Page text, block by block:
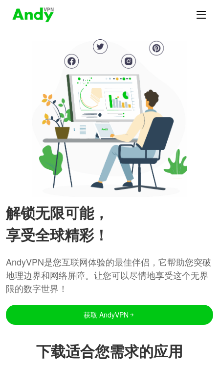
解锁无限可能，
享受全球精彩！
AndyVPN是您互联网体验的最佳伴侣，它帮助您突破
地理边界和网络屏障。让您可以尽情地享受这个无界
限的数字世界！
获取 AndyVPN
下载适合您需求的应用